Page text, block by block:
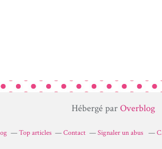
Hébergé parOverblog
Top articles Contact Signaler un abus